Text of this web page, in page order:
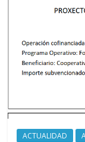
ACTUALIDAD